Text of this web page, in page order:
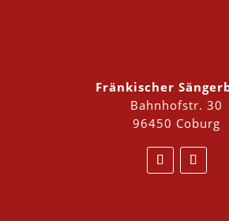
Fränkischer
Bahnhofstr. 30
96450 Coburg